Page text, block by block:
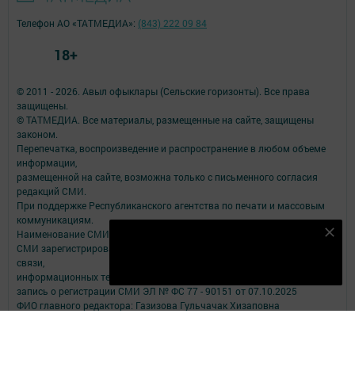
© 2011 - 2026. Авыл офыклары (Сельские горизонты). Все права
защищены.
© ТАТМЕДИА. Все материалы, размещенные на сайте, защищены
законом.
Перепечатка, воспроизведение и распространение в любом объеме
информации,
размещенной на сайте, возможна только с письменного согласия
редакций СМИ.
При поддержке Республиканского агентства по печати и массовым
коммуникациям.
Наименование СМИ: Авыл офыклары (Сельские горизонты)
СМИ зарегистрировано Федеральной службой по надзору в сфере
связи,
информационных технологий и массовых коммуникаций
запись о регистрации СМИ ЭЛ № ФС 77 - 90151 от 07.10.2025
ФИО главного редактора: Газизова Гульчачак Хизаповна
Телефон АО «ТАТМЕДИА»: (843) 222 09 84
18+